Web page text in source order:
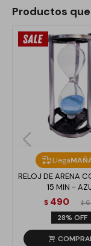
Productos
Llega
RELOJ DE ARENA
15 MIN -
$ 490 $
28